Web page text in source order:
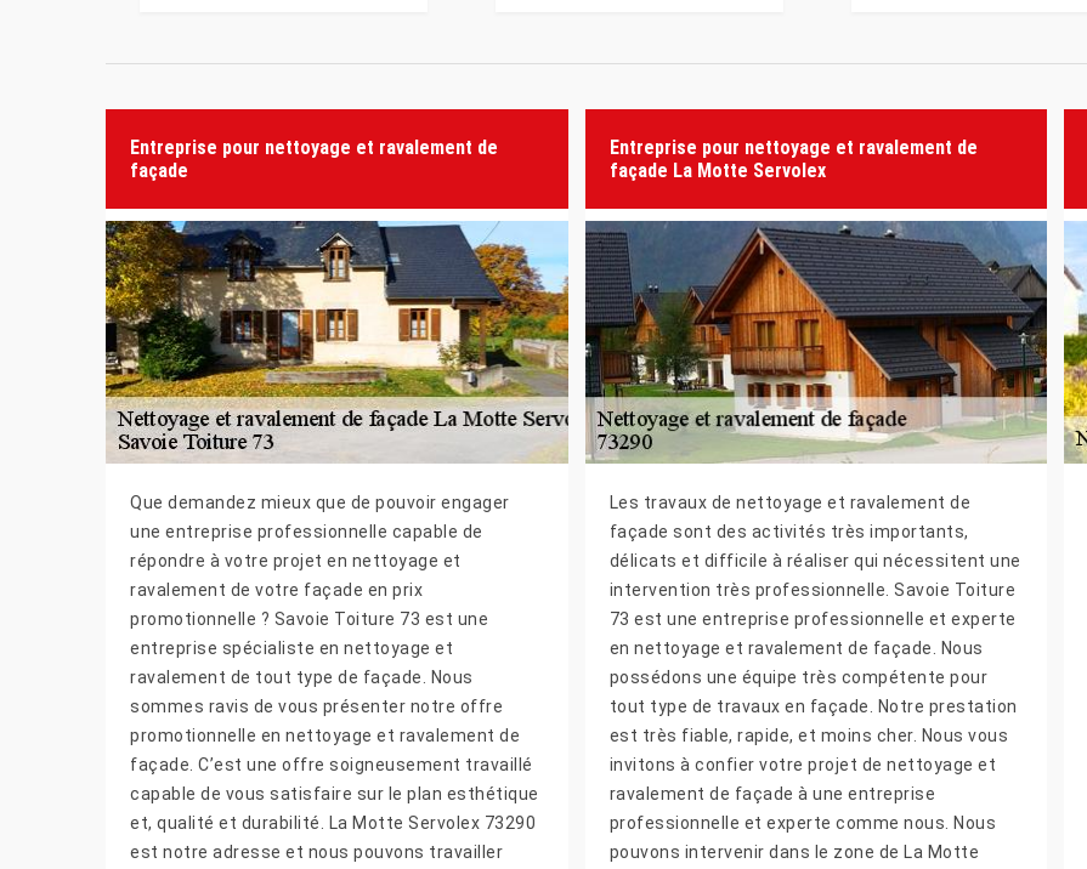
Entreprise pour nettoyage et ravalement de
façade
Que demandez mieux que de pouvoir engager
une entreprise professionnelle capable de
répondre à votre projet en nettoyage et
ravalement de votre façade en prix
promotionnelle ? Savoie Toiture 73 est une
entreprise spécialiste en nettoyage et
ravalement de tout type de façade. Nous
sommes ravis de vous présenter notre offre
promotionnelle en nettoyage et ravalement de
façade. C’est une offre soigneusement travaillé
capable de vous satisfaire sur le plan esthétique
et, qualité et durabilité. La Motte Servolex 73290
est notre adresse et nous pouvons travailler
Entreprise pour nettoyage et ravalement de
façade La Motte Servolex
Les travaux de nettoyage et ravalement de
façade sont des activités très importants,
délicats et difficile à réaliser qui nécessitent une
intervention très professionnelle. Savoie Toiture
73 est une entreprise professionnelle et experte
en nettoyage et ravalement de façade. Nous
possédons une équipe très compétente pour
tout type de travaux en façade. Notre prestation
est très fiable, rapide, et moins cher. Nous vous
invitons à confier votre projet de nettoyage et
ravalement de façade à une entreprise
professionnelle et experte comme nous. Nous
pouvons intervenir dans le zone de La Motte